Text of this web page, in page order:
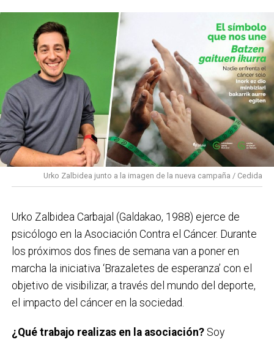
proyecto integrado por diez mujeres que apuesta por
el ska, rocksteady y reggae con un mensaje de
empoderamiento. Por último, el 19 de septiembre
cerrará el cartel Latzen, uno de los referentes del
metal vasco, que regresa a los escenarios con su
nuevo álbum ‘Denboraren orbainak’, combinando la
esencia de sus inicios con una mirada actual.
PROGRAMA CONCIERTOS SANTAKURTZAK 2026
Viernes 11 de septiembre
Sábado 12 de septiembre
Kaotiko
Viernes 18 de septiembre
Les Testarudes
Sábado 19 de septiembre
Urko Zalbidea junto a la imagen de la nueva campaña / Cedida
Urko Zalbidea Carbajal (Galdakao, 1988) ejerce de
psicólogo en la Asociación Contra el Cáncer. Durante
los próximos dos fines de semana van a poner en
marcha la iniciativa ‘Brazaletes de esperanza’ con el
objetivo de visibilizar, a través del mundo del deporte,
el impacto del cáncer en la sociedad.
¿Qué trabajo realizas en la asociación? Soy